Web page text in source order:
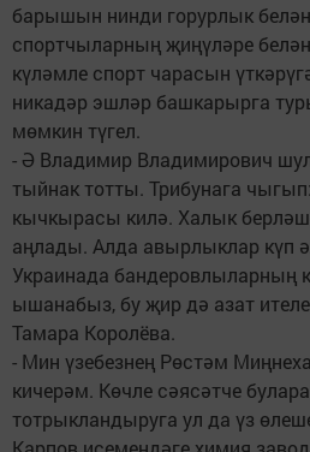
барышын нинди горурлык белән
спортчыларның җиңүләре
күләмле спорт чарасын
никадәр эшләр башкарырга
мөмкин түгел.
- Ә Владимир Владимирович
тыйнак тотты. Трибунага
кычкырасы килә. Халык
аңлады. Алда авырлыклар күп
Украинада бандеровлыларның
ышанабыз, бу җир дә азат
Тамара Королёва.
- Мин үзебезнең Рөстәм
кичерәм. Көчле сәясәтче
тотрыкландыруга ул да үз